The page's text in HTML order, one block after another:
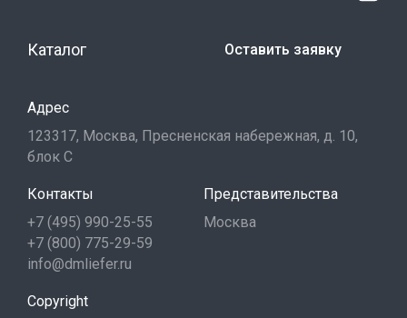
Каталог Оставить заявку
Адрес
123317, Москва, Пресненская набережная, д. 10,
блок С
Контакты
+7 (495) 990-25-55
+7 (800) 775-29-59
info@dmliefer.ru
Представительства
Москва
Copyright